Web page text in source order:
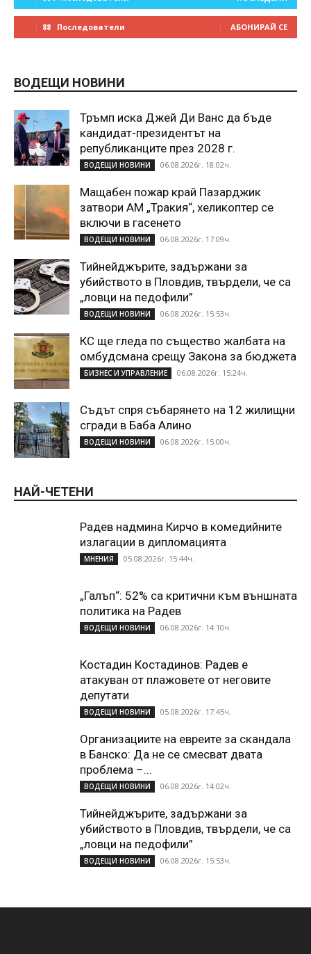
88 Последователи АБОНИРАЙ СЕ
ВОДЕЩИ НОВИНИ
Тръмп иска Джей Ди Ванс да бъде
кандидат-президентът на
републиканците през 2028 г.
ВОДЕЩИ НОВИНИ 06.08.2026г. 18:02ч.
Мащабен пожар край Пазарджик
затвори АМ „Тракия“, хеликоптер се
включи в гасенето
ВОДЕЩИ НОВИНИ 06.08.2026г. 17:09ч.
Тийнейджърите, задържани за
убийството в Пловдив, твърдели, че са
„ловци на педофили”
ВОДЕЩИ НОВИНИ 06.08.2026г. 15:53ч.
КС ще гледа по същество жалбата на
омбудсмана срещу Закона за бюджета
БИЗНЕС И УПРАВЛЕНИЕ 06.08.2026г. 15:24ч.
Съдът спря събарянето на 12 жилищни
сгради в Баба Алино
ВОДЕЩИ НОВИНИ 06.08.2026г. 15:00ч.
НАЙ-ЧЕТЕНИ
Радев надмина Кирчо в комедийните
излагации в дипломацията
МНЕНИЯ 05.08.2026г. 15:44ч.
„Галъп“: 52% са критични към външната
политика на Радев
ВОДЕЩИ НОВИНИ 06.08.2026г. 14:10ч.
Костадин Костадинов: Радев е
атакуван от плажoвете от неговите
депутати
ВОДЕЩИ НОВИНИ 05.08.2026г. 17:45ч.
Организациите на евреите за скандала
в Банско: Да не се смесват двата
проблема –...
ВОДЕЩИ НОВИНИ 06.08.2026г. 14:02ч.
Тийнейджърите, задържани за
убийството в Пловдив, твърдели, че са
„ловци на педофили”
ВОДЕЩИ НОВИНИ 06.08.2026г. 15:53ч.